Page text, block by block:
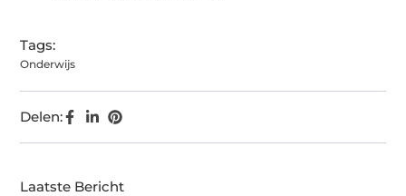
Tags:
Onderwijs
Delen:
Laatste Bericht